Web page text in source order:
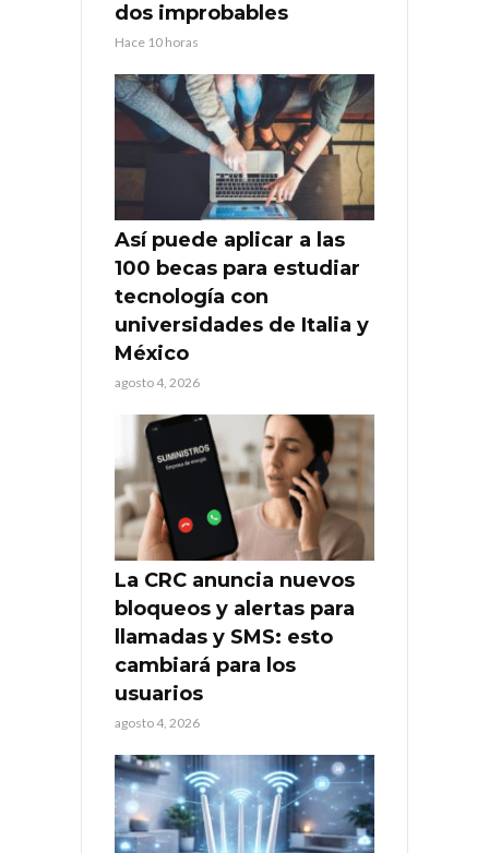
dos improbables
Hace 10 horas
Así puede aplicar a las
100 becas para estudiar
tecnología con
universidades de Italia y
México
agosto 4, 2026
La CRC anuncia nuevos
bloqueos y alertas para
llamadas y SMS: esto
cambiará para los
usuarios
agosto 4, 2026